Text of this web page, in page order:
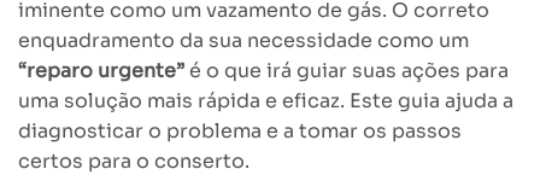
iminente como um vazamento de gás. O correto
enquadramento da sua necessidade como um
“reparo urgente”é o que irá guiar suas ações para
uma solução mais rápida e eficaz. Este guia ajuda a
diagnosticar o problema e a tomar os passos
certos para o conserto.